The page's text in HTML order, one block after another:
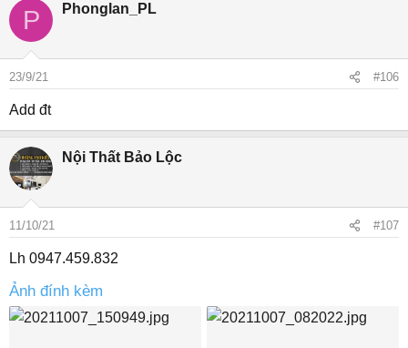
P Phonglan_PL
23/9/21 #106
Add đt
Nội Thất Bảo Lộc
11/10/21 #107
Lh 0947.459.832
Ảnh đính kèm